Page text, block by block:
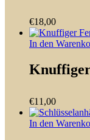
€18,00
In den
€11,00
In den